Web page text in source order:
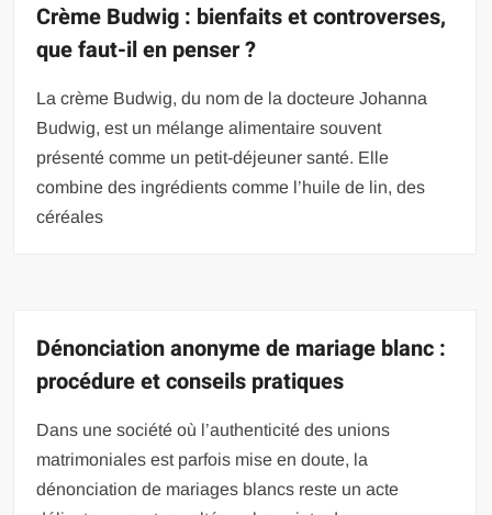
Crème Budwig : bienfaits et controverses,
que faut-il en penser ?
La crème Budwig, du nom de la docteure Johanna
Budwig, est un mélange alimentaire souvent
présenté comme un petit-déjeuner santé. Elle
combine des ingrédients comme l’huile de lin, des
céréales
Dénonciation anonyme de mariage blanc :
procédure et conseils pratiques
Dans une société où l’authenticité des unions
matrimoniales est parfois mise en doute, la
dénonciation de mariages blancs reste un acte